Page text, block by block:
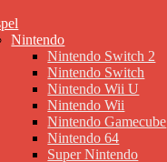
Nintendo
Nintendo Switch 2
Nintendo Switch
Nintendo Wii U
Nintendo Wii
Nintendo Gamecube
Nintendo 64
Super Nintendo